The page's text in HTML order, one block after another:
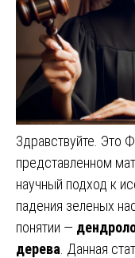
Здравствуйте. Это
представленном
научный подход к
падения зеленых
понятии —
дерева . Данная